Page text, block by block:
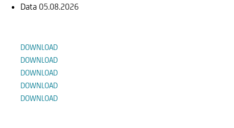
Data 05.08.2026
DOWNLOAD
DOWNLOAD
DOWNLOAD
DOWNLOAD
DOWNLOAD